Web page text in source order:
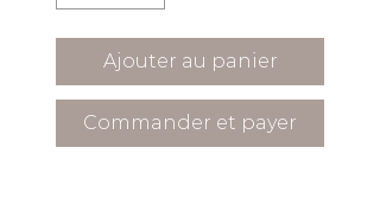
Ajouter au panier
Commander et payer